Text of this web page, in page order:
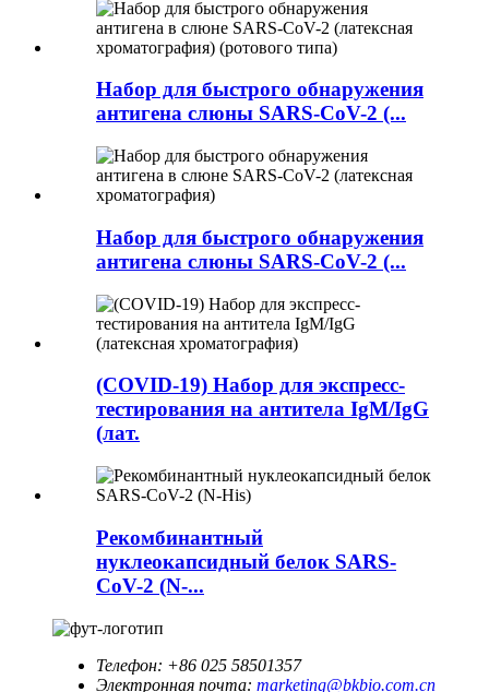
Набор для быстрого обнаружения
антигена слюны SARS-CoV-2 (...
Набор для быстрого обнаружения
антигена слюны SARS-CoV-2 (...
(COVID-19) Набор для экспресс-
тестирования на антитела IgM/IgG
(лат.
Рекомбинантный
нуклеокапсидный белок SARS-
CoV-2 (N-...
Телефон: +86 025 58501357
Электронная почта: marketing@bkbio.com.cn